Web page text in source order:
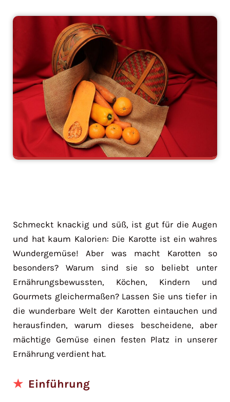
Schmeckt knackig und süß, ist gut für die Augen
und hat kaum Kalorien: Die Karotte ist ein wahres
Wundergemüse! Aber was macht Karotten so
besonders? Warum sind sie so beliebt unter
Ernährungsbewussten, Köchen, Kindern und
Gourmets gleichermaßen? Lassen Sie uns tiefer in
die wunderbare Welt der Karotten eintauchen und
herausfinden, warum dieses bescheidene, aber
mächtige Gemüse einen festen Platz in unserer
Ernährung verdient hat.
Einführung